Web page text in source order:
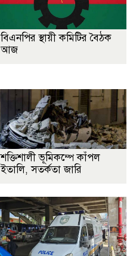
বিএনপির স্থায়ী কমিটির বৈঠক
আজ
শক্তিশালী ভূমিকম্পে কাঁপল
ইতালি, সতর্কতা জারি